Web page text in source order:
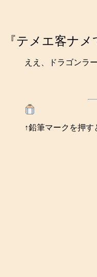
『テメエ客ナメ
ええ、ドラゴンラー
↑鉛筆マークを押す